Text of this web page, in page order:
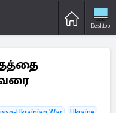
Desktop